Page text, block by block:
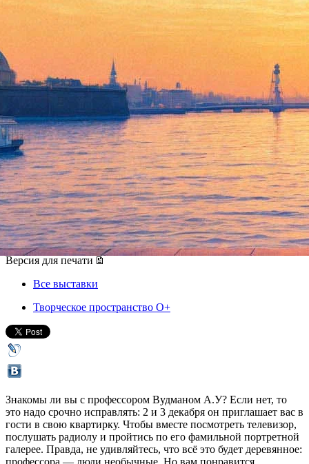
Любителей «топорной
живописи» зовут в гости к
профессору Вудману
02 декабря 2017, суббота-03 декабря 2017, воскресенье
Версия для печати
Все выставки
Творческое пространство O+
Знакомы ли вы с профессором Вудманом А.У? Если нет, то
это надо срочно исправлять: 2 и 3 декабря он приглашает вас в
гости в свою квартирку. Чтобы вместе посмотреть телевизор,
послушать радиолу и пройтись по его фамильной портретной
галерее. Правда, не удивляйтесь, что всё это будет деревянное:
профессора — люди необычные. Но вам понравится.